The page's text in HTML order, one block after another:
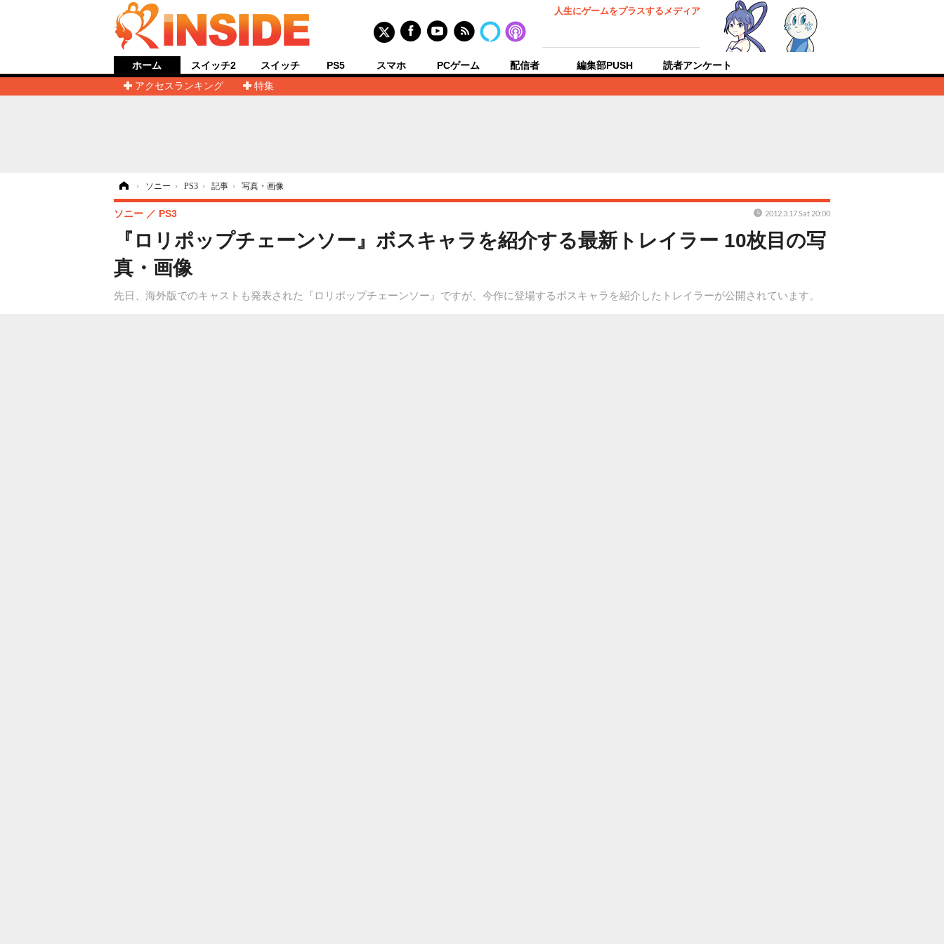
人生にゲームをプラスするメディア
ホーム
アクセスランキング
特集
スイッチ2 スイッチ PS5 スマホ PCゲーム 配信者 編集部PUSH 読者アンケート
› ソニー › PS3 › 記事 › 写真・画像
『ロリポップチェーンソー』ボスキャラを紹介する最新トレイラー 10枚目の写
真・画像
先日、海外版でのキャストも発表された『ロリポップチェーンソー』ですが、今作に登場するボスキャラを紹介したトレイラーが公開されています。
ソニー PS3 2012.3.17 Sat 20:00